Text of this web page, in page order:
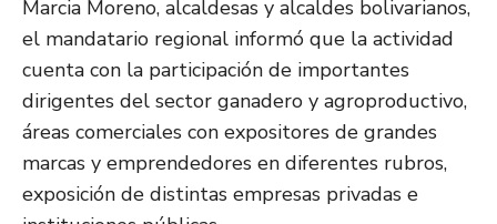
Marcia Moreno, alcaldesas y alcaldes bolivarianos,
el mandatario regional informó que la actividad
cuenta con la participación de importantes
dirigentes del sector ganadero y agroproductivo,
áreas comerciales con expositores de grandes
marcas y emprendedores en diferentes rubros,
exposición de distintas empresas privadas e